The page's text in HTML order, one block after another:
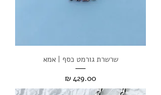
שרשרת גורמט כסף | אמא
מחיר